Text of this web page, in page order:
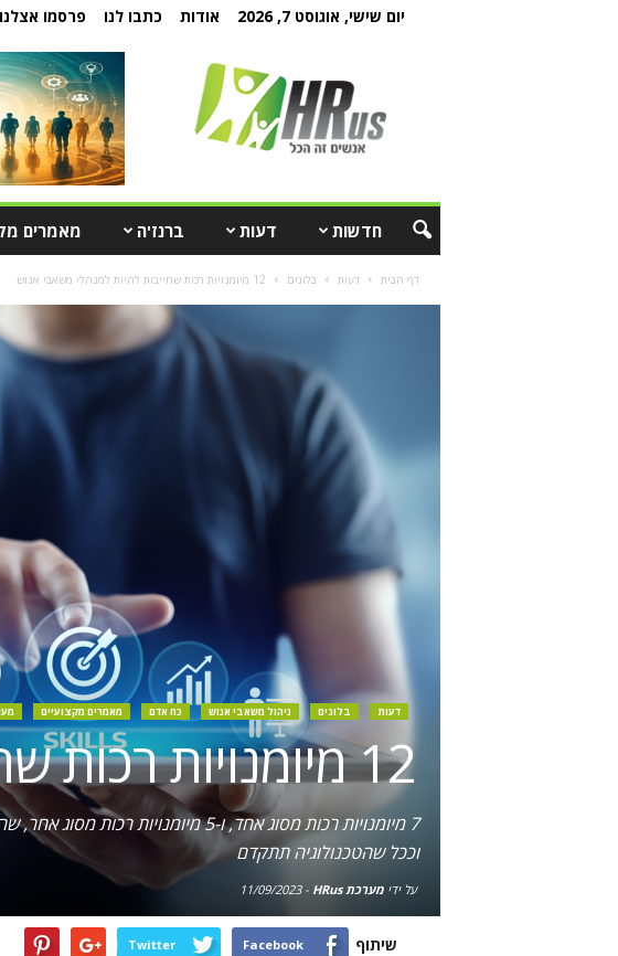
יום שישי, אוגוסט 7, 2026 אודות כתבו לנו פרסמו אצלנו
חדשות דעות ברנז'ה מאמרים
דף הבית דעות בלוגים 12 מיומנויות רכות שחייבות להיות למנהלי משאבי אנוש
דעות בלוגים ניהול משאבי אנוש כח אדם מאמרים מקצועיים
12 מיומנויות רכות שחייבות להיות למנהלי משאבי אנוש
7 מיומנויות רכות מסוג אחד, ו-5
וככל שהטכנולוגיה תתקדם
על ידימערכת HRus -
11/09/2023
שיתוף Facebook
Twitter